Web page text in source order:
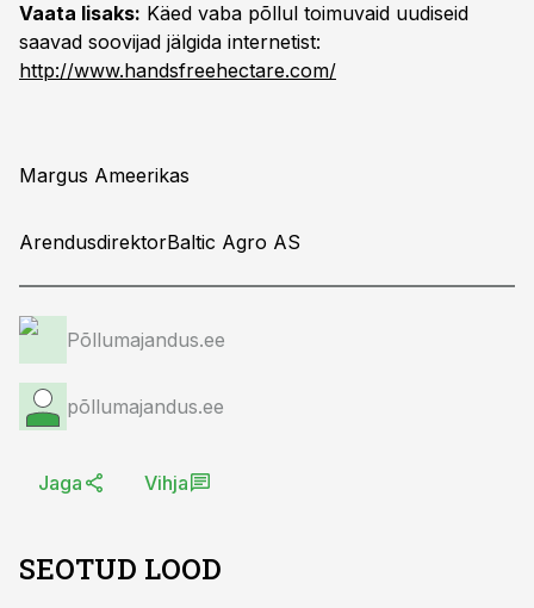
Vaata lisaks: Käed vaba põllul toimuvaid uudiseid
saavad soovijad jälgida internetist:
http://www.handsfreehectare.com/
Margus Ameerikas
ArendusdirektorBaltic Agro AS
Põllumajandus.ee
põllumajandus.ee
Jaga Vihja
SEOTUD LOOD